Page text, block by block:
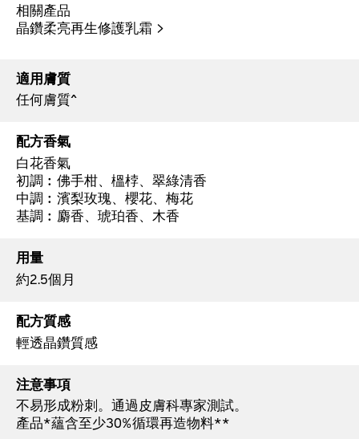
相關產品
晶鑽柔亮再生修護乳霜 >
適用膚質
任何膚質^
配方香氣
白花香氣
初調︰佛手柑、榲桲、翠綠清香
中調︰濱梨玫瑰、櫻花、梅花
基調︰麝香、琥珀香、木香
用量
約2.5個月
配方質感
輕透晶鑽質感
注意事項
不易形成粉刺。通過皮膚科專家測試。
產品*蘊含至少30%循環再造物料**